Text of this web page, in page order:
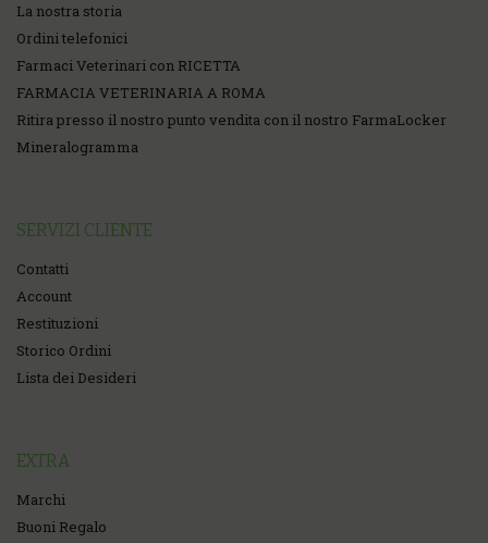
La nostra storia
Ordini telefonici
Farmaci Veterinari con RICETTA
FARMACIA VETERINARIA A ROMA
Ritira presso il nostro punto vendita con il nostro FarmaLocker
Mineralogramma
SERVIZI CLIENTE
Contatti
Account
Restituzioni
Storico Ordini
Lista dei Desideri
EXTRA
Marchi
Buoni Regalo